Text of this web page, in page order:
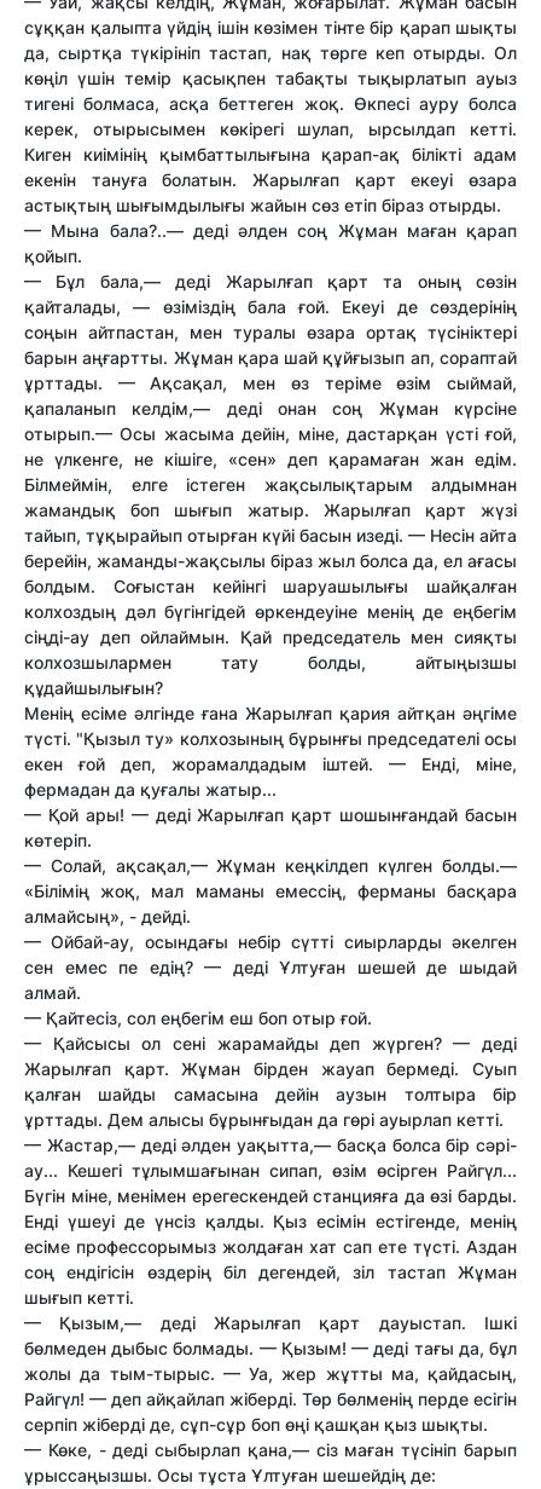
сұққан қалыпта үйдің ішін көзімен тінте бір қарап шықты
да, сыртқа түкірініп тастап, нақ төрге кеп отырды. Ол
көңіл үшін темір қасықпен табақты тықырлатып ауыз
тигені болмаса, асқа беттеген жоқ. Өкпесі ауру болса
керек, отырысымен көкірегі шулап, ырсылдап кетті.
Киген киімінің қымбаттылығына қарап-ақ білікті адам
екенін тануға болатын. Жарылғап қарт екеуі өзара
астықтың шығымдылығы жайын сөз етіп біраз отырды.
— Мына бала?..— деді әлден соң Жұман маған қарап
қойып.
— Бұл бала,— деді Жарылғап қарт та оның сөзін
қайталады, — өзіміздің бала ғой. Екеуі де сөздерінің
соңын айтпастан, мен туралы өзара ортақ түсініктері
барын аңғартты. Жұман қара шай құйғызып ап, сораптай
ұрттады. — Ақсақал, мен өз теріме өзім сыймай,
қапаланып келдім,— деді онан соң Жұман күрсіне
отырып.— Осы жасыма дейін, міне, дастарқан үсті ғой,
не үлкенге, не кішіге, «сен» деп қарамаған жан едім.
Білмеймін, елге істеген жақсылықтарым алдымнан
жамандық боп шығып жатыр. Жарылғап қарт жүзі
тайып, тұқырайып отырған күйі басын изеді. — Несін айта
берейін, жаманды-жақсылы біраз жыл болса да, ел ағасы
болдым. Соғыстан кейінгі шаруашылығы шайқалған
колхоздың дәл бүгінгідей өркендеуіне менің де еңбегім
сіңді-ау деп ойлаймын. Қай председатель мен сияқты
колхозшылармен тату болды, айтыңызшы
құдайшылығын?
Менің есіме әлгінде ғана Жарылғап қария айтқан әңгіме
түсті. "Қызыл ту» колхозының бұрынғы председателі осы
екен ғой деп, жорамалдадым іштей. — Енді, міне,
фермадан да қуғалы жатыр...
— Қой ары! — деді Жарылғап қарт шошынғандай басын
көтеріп.
— Солай, ақсақал,— Жұман кеңкілдеп күлген болды.—
«Білімің жоқ, мал маманы емессің, ферманы басқара
алмайсың», - дейді.
— Ойбай-ау, осындағы небір сүтті сиырларды әкелген
сен емес пе едің? — деді Ұлтуған шешей де шыдай
алмай.
— Қайтесіз, сол еңбегім еш боп отыр ғой.
— Қайсысы ол сені жарамайды деп жүрген? — деді
Жарылғап қарт. Жұман бірден жауап бермеді. Суып
қалған шайды самасына дейін аузын толтыра бір
ұрттады. Дем алысы бұрынғыдан да гөрі ауырлап кетті.
— Жастар,— деді әлден уақытта,— басқа болса бір сәрі-
ау... Кешегі тұлымшағынан сипап, өзім өсірген Райгүл...
Бүгін міне, менімен ерегескендей станцияға да өзі барды.
Енді үшеуі де үнсіз қалды. Қыз есімін естігенде, менің
есіме профессорымыз жолдаған хат сап ете түсті. Аздан
соң ендігісін өздерің біл дегендей, зіл тастап Жұман
шығып кетті.
— Қызым,— деді Жарылғап қарт дауыстап. Ішкі
бөлмеден дыбыс болмады. — Қызым! — деді тағы да, бұл
жолы да тым-тырыс. — Уа, жер жұтты ма, қайдасың,
Райгүл! — деп айқайлап жіберді. Төр бөлменің перде есігін
серпіп жіберді де, сұп-сұр боп өңі қашқан қыз шықты.
— Көке, - деді сыбырлап қана,— cіз маған түсініп барып
ұрыссаңызшы. Осы тұста Ұлтуған шешейдің де: